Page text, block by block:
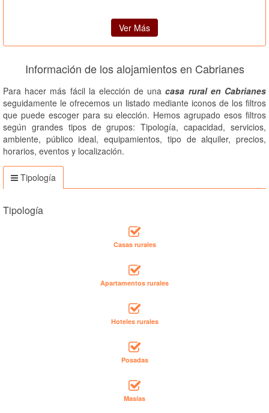
Ver Más
Información de los alojamientos en Cabrianes
Para hacer más fácil la elección de unacasa rural en Cabrianes
seguidamente le ofrecemos un listado mediante iconos de los filtros
que puede escoger para su elección. Hemos agrupado esos filtros
según grandes tipos de grupos: Tipología, capacidad, servicios,
ambiente, público ideal, equipamientos, tipo de alquiler, precios,
horarios, eventos y localización.
Tipología
Tipología
Casas rurales
Apartamentos rurales
Hoteles rurales
Posadas
Masías